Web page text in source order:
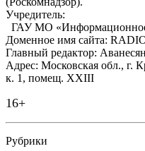
Учредитель:
ГАУ МО «Информационное
Доменное имя сайта:
Главный редактор:
Адрес: Московская обл., г.
к. 1, помещ. XXIII
16+
Рубрики